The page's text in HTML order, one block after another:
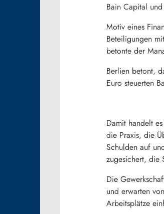
Bain Capital
Motiv eines
Beteiligungen
betonte der
Berlien betont,
Euro steuerten
Damit handelt
die Praxis, die
Schulden auf
zugesichert, die
Die
und erwarten
Arbeitsplätze